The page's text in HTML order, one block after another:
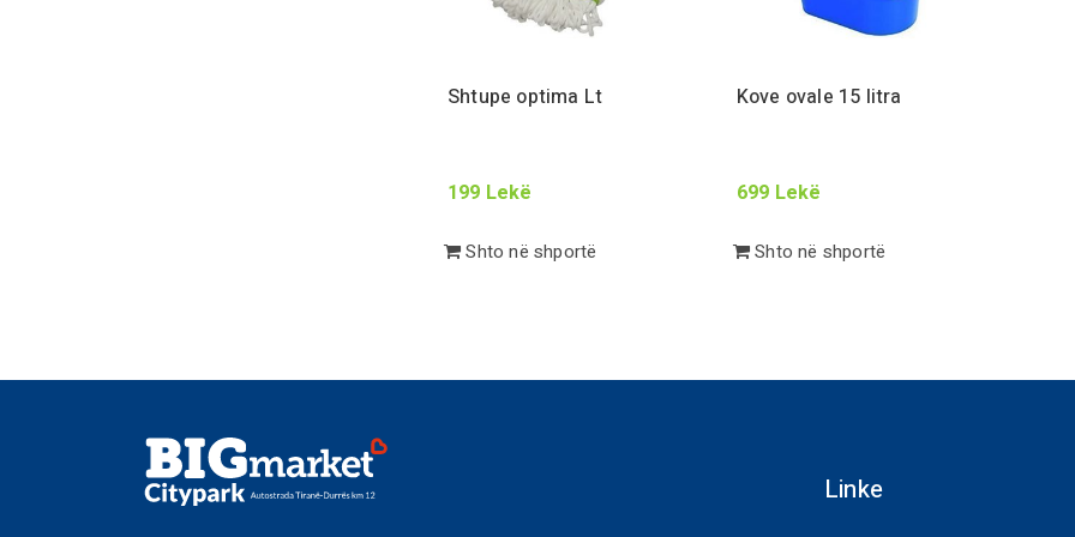
Shtupe optima Lt
199 Lekë
Shto në shportë
Kove ovale 15 litra
699 Lekë
Shto në shportë
Linke